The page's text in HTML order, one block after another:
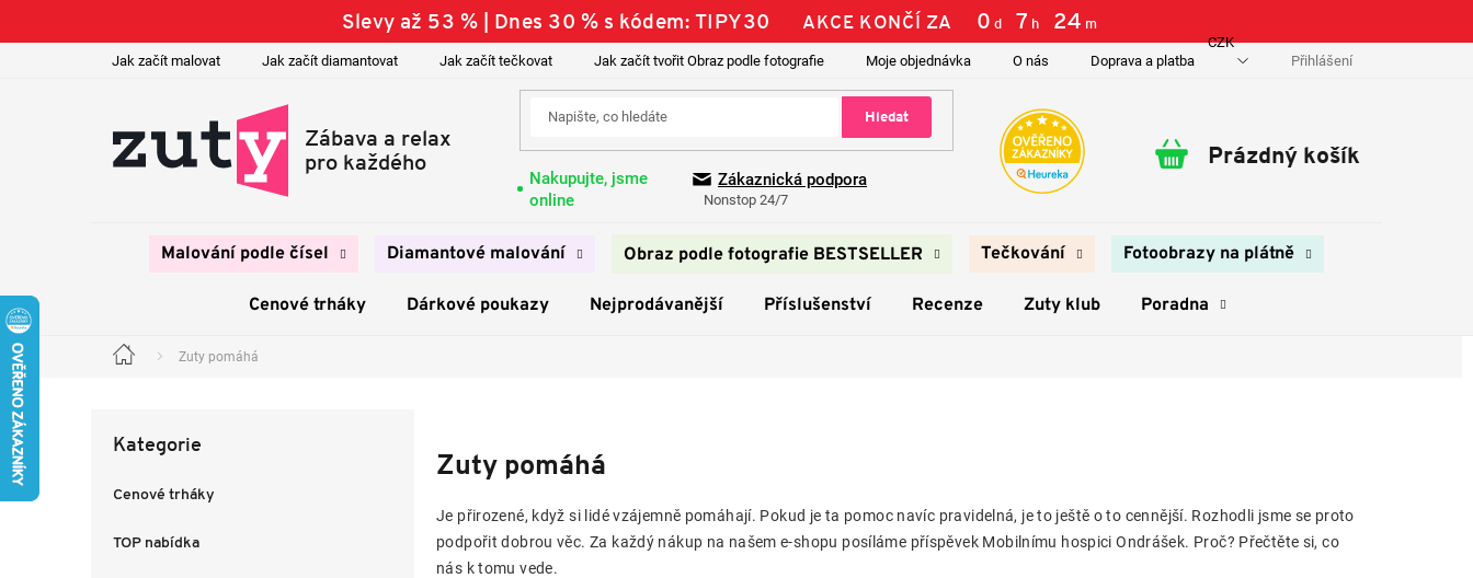
Slevy až 53 % | Dnes 30 % s kódem: TIPY30 AKCE KONČÍ ZA 0 d 7 h 24 m
Jak začít malovat Jak začít diamantovat Jak začít tečkovat Jak začít tvořit Obraz podle fotografie Moje objednávka O nás Doprava a platba Kontakty
CZK
Přihlášení
Hledat
Nakupujte, jsme
online
Zákaznická podpora
Nonstop 24/7
Nákupní
Prázdný košík
Malování podle čísel Diamantové malování Obraz podle fotografie BESTSELLER Tečkování Fotoobrazy na plátně
Cenové trháky Dárkové poukazy Nejprodávanější Příslušenství Recenze Zuty klub Poradna
Domů Zuty pomáhá
kategorie
Kategorie
Cenové trháky
TOP nabídka
Zuty pomáhá
Je přirozené, když si lidé vzájemně pomáhají. Pokud je ta pomoc navíc pravidelná, je to ještě o to cennější. Rozhodli jsme se proto
podpořit dobrou věc. Za každý nákup na našem e-shopu posíláme příspěvek Mobilnímu hospici Ondrášek. Proč? Přečtěte si, co
nás k tomu vede.